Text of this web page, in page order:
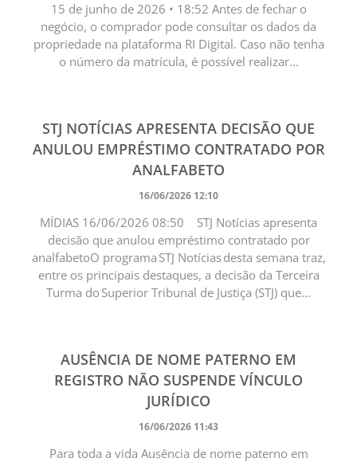
15 de junho de 2026 • 18:52 Antes de fechar o
negócio, o comprador pode consultar os dados da
propriedade na plataforma RI Digital. Caso não tenha
o número da matrícula, é possível realizar...
STJ NOTÍCIAS APRESENTA DECISÃO QUE
ANULOU EMPRÉSTIMO CONTRATADO POR
ANALFABETO
16/06/2026 12:10
MÍDIAS 16/06/2026 08:50 STJ Notícias apresenta
decisão que anulou empréstimo contratado por
analfabeto ​O programa STJ Notícias desta semana traz,
entre os principais destaques, a decisão da Terceira
Turma do Superior Tribunal de Justiça (STJ) que...
AUSÊNCIA DE NOME PATERNO EM
REGISTRO NÃO SUSPENDE VÍNCULO
JURÍDICO
16/06/2026 11:43
Para toda a vida Ausência de nome paterno em